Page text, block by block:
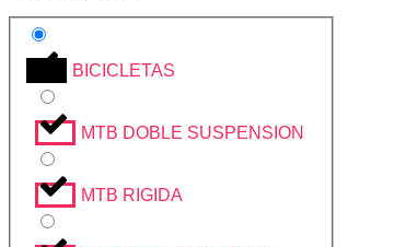
BICICLETAS
MTB DOBLE SUSPENSION
MTB RIGIDA